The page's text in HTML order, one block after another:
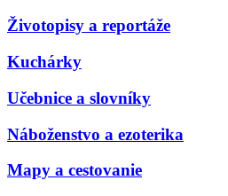
Životopisy a reportáže
Kuchárky
Učebnice a slovníky
Náboženstvo a ezoterika
Mapy a cestovanie